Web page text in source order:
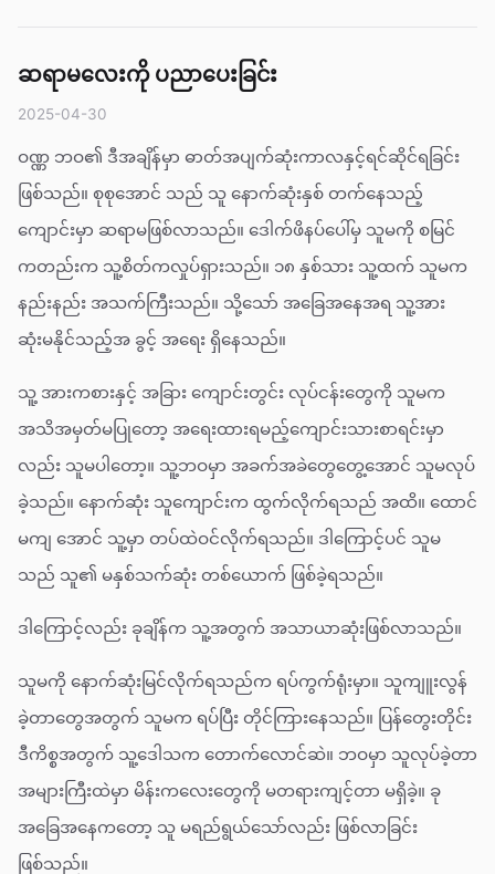
ဆရာမလေးကို ပညာပေးခြင်း
2025-04-30
ဝဏ္ဏ ဘဝ၏ ဒီအချိန်မှာ ဓာတ်အပျက်ဆုံးကာလနှင့်ရင်ဆိုင်ရခြင်း
ဖြစ်သည်။ စုစုအောင် သည် သူ နောက်ဆုံးနှစ် တက်နေသည့်
ကျောင်းမှာ ဆရာမဖြစ်လာသည်။ ဒေါက်ဖိနပ်ပေါ်မှ သူမကို စမြင်
ကတည်းက သူ့စိတ်ကလှုပ်ရှားသည်။ ၁၈ နှစ်သား သူ့ထက် သူမက
နည်းနည်း အသက်ကြီးသည်။ သို့သော် အခြေအနေအရ သူ့အား
ဆုံးမနိုင်သည့်အ ခွင့် အရေး ရှိနေသည်။
သူ့ အားကစားနှင့် အခြား ကျောင်းတွင်း လုပ်ငန်းတွေကို သူမက
အသိအမှတ်မပြုတော့ အရေးထားရမည့်ကျောင်းသားစာရင်းမှာ
လည်း သူမပါတော့။ သူ့ဘဝမှာ အခက်အခဲတွေတွေ့အောင် သူမလုပ်
ခဲ့သည်။ နောက်ဆုံး သူကျောင်းက ထွက်လိုက်ရသည် အထိ။ ထောင်
မကျ အောင် သူ့မှာ တပ်ထဲဝင်လိုက်ရသည်။ ဒါကြောင့်ပင် သူမ
သည် သူ၏ မနှစ်သက်ဆုံး တစ်ယောက် ဖြစ်ခဲ့ရသည်။
ဒါကြောင့်လည်း ခုချိန်က သူ့အတွက် အသာယာဆုံးဖြစ်လာသည်။
သူမကို နောက်ဆုံးမြင်လိုက်ရသည်က ရပ်ကွက်ရုံးမှာ။ သူကျူးလွန်
ခဲ့တာတွေအတွက် သူမက ရပ်ပြီး တိုင်ကြားနေသည်။ ပြန်တွေးတိုင်း
ဒီကိစ္စအတွက် သူ့ဒေါသက တောက်လောင်ဆဲ။ ဘဝမှာ သူလုပ်ခဲ့တာ
အများကြီးထဲမှာ မိန်းကလေးတွေကို မတရားကျင့်တာ မရှိခဲ့။ ခု
အခြေအနေကတော့ သူ မရည်ရွယ်သော်လည်း ဖြစ်လာခြင်း
ဖြစ်သည်။